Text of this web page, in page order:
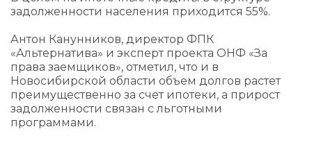
задолженности населения приходится 55%.
Антон Канунников, директор ФПК
«Альтернатива» и эксперт проекта ОНФ «За
права заемщиков», отметил, что и в
Новосибирской области объем долгов растет
преимущественно за счет ипотеки, а прирост
задолженности связан с льготными
программами.